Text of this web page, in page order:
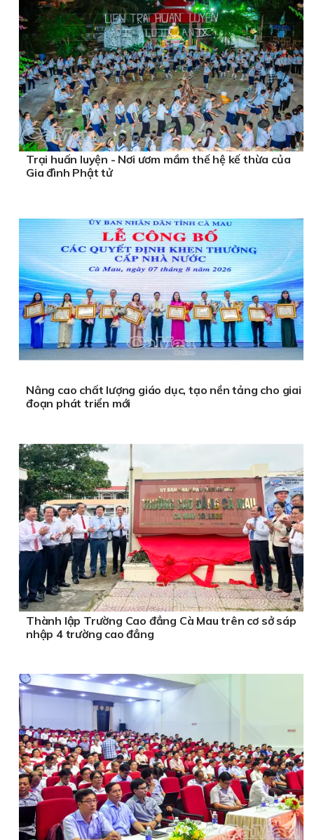
Trại huấn luyện - Nơi ươm mầm thế hệ kế thừa của
Gia đình Phật tử
Nâng cao chất lượng giáo dục, tạo nền tảng cho giai
đoạn phát triển mới
Thành lập Trường Cao đẳng Cà Mau trên cơ sở sáp
nhập 4 trường cao đẳng